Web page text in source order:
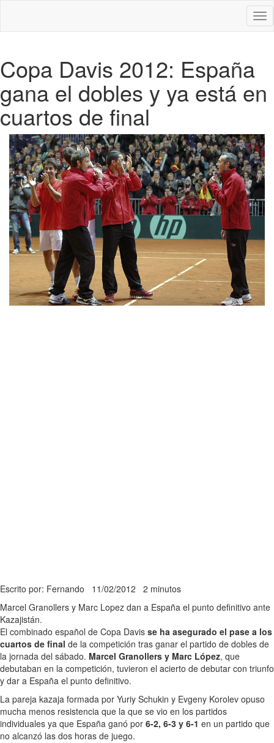
Copa Davis 2012: España
gana el dobles y ya está en
cuartos de final
Escrito por: Fernando 11/02/2012 2 minutos
Marcel Granollers y Marc Lopez dan a España el punto definitivo ante
Kazajistán.
El combinado español de Copa Davis se ha asegurado el pase a los
cuartos de final de la competición tras ganar el partido de dobles de
la jornada del sábado. Marcel Granollers y Marc López, que
debutaban en la competición, tuvieron el acierto de debutar con triunfo
y dar a España el punto definitivo.
La pareja kazaja formada por Yuriy Schukin y Evgeny Korolev opuso
mucha menos resistencia que la que se vio en los partidos
individuales ya que España ganó por 6-2, 6-3 y 6-1 en un partido que
no alcanzó las dos horas de juego.